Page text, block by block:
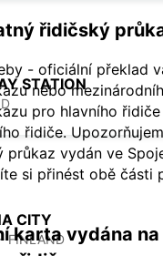
STATION
CITY
FINLAND
řidičský
- oficiální překlad
nebo
pro hlavního řidiče
řidiče.
průkaz vydán ve
si přinést obě části
karta vydána na